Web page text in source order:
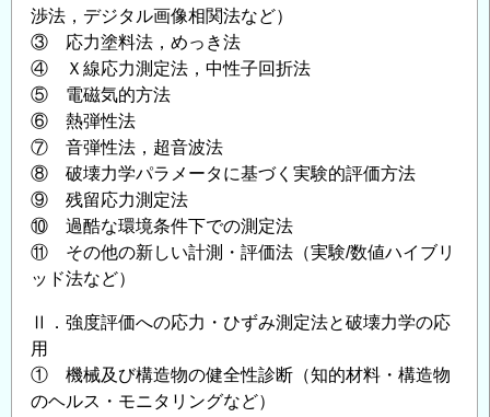
渉法，デジタル画像相関法など）
③ 応力塗料法，めっき法
④ Ｘ線応力測定法，中性子回折法
⑤ 電磁気的方法
⑥ 熱弾性法
⑦ 音弾性法，超音波法
⑧ 破壊力学パラメータに基づく実験的評価方法
⑨ 残留応力測定法
⑩ 過酷な環境条件下での測定法
⑪ その他の新しい計測・評価法（実験/数値ハイブリ
ッド法など）
Ⅱ．強度評価への応力・ひずみ測定法と破壊力学の応
用
① 機械及び構造物の健全性診断（知的材料・構造物
のヘルス・モニタリングなど）